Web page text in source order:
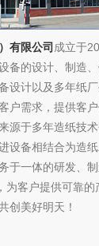
有限公司 成立于
备的设计、制造
设计以及多年纸
户需求，提供客户
源于多年造纸技
设备相结合为造
于一体的研发、
为客户提供可靠
创美好明天！